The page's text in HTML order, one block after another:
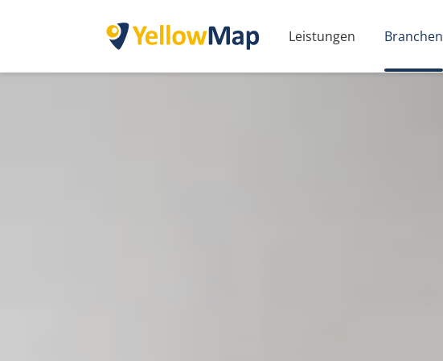
Leistungen Branchen